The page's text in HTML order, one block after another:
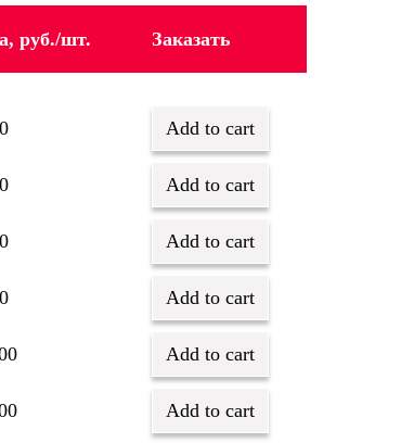
руб./шт. Заказать
Add to cart
Add to cart
Add to cart
Add to cart
Add to cart
Add to cart